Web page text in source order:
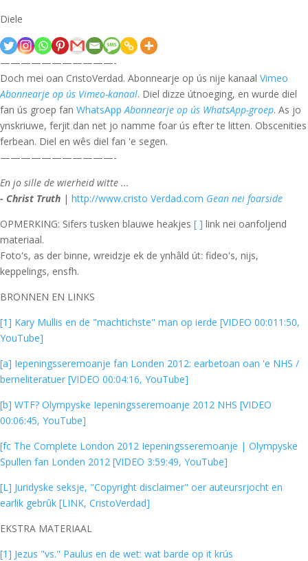
Diele
———————————-
Doch mei oan CristoVerdad. Abonnearje op ús nije kanaal Vimeo
Abonnearje op ús Vimeo-kanaal. Diel dizze útnoeging, en wurde diel
fan ús groep fan WhatsAppAbonnearje op ús WhatsApp-groep. As jo
ynskriuwe, ferjit dan net jo namme foar ús efter te litten. Obscenities
ferbean. Diel en wês diel fan 'e segen.
———————————-
En jo sille de wierheid witte ...
- Christ Truth | http://www.cristo Verdad.com Gean nei foarside
OPMERKING: Sifers tusken blauwe heakjes [ ] link nei oanfoljend
materiaal.
Foto's, as der binne, wreidzje ek de ynhâld út: fideo's, nijs,
keppelings, ensfh.
BRONNEN EN LINKS
[1] Kary Mullis en de "machtichste" man op ierde [VIDEO 00:011:50,
YouTube]
[a] Iepeningsseremoanje fan Londen 2012: earbetoan oan 'e NHS /
berneliteratuer [VIDEO 00:04:16, YouTube]
[b] WTF? Olympyske Iepeningsseremoanje 2012 NHS [VIDEO
00:06:45, YouTube]
[fc The Complete London 2012 Iepeningsseremoanje | Olympyske
Spullen fan Londen 2012 [VIDEO 3:59:49, YouTube]
[L] Juridyske seksje, "Copyright disclaimer" oer auteursrjocht en
earlik gebrûk [LINK, CristoVerdad]
EKSTRA MATERIAAL
[1] Jezus "vs." Paulus en de wet: wat barde op it krús